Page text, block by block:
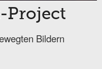
Project
Bildern